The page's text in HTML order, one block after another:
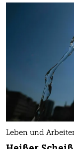
Leben und